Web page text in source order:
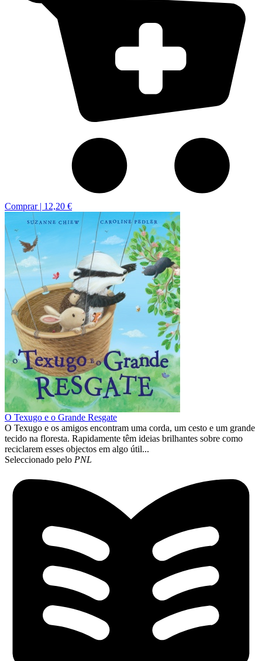
Comprar | 12,20 €
O Texugo e o Grande Resgate
O Texugo e os amigos encontram uma corda, um cesto e um grande
tecido na floresta. Rapidamente têm ideias brilhantes sobre como
reciclarem esses objectos em algo útil...
Seleccionado pelo PNL